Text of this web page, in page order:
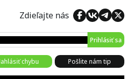
Zdieľajte nás
Prihlásiť sa
chybu Pošlite nám tip